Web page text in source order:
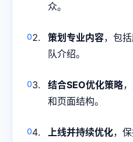
众。
策划专业内容，包
队介绍。
结合SEO优化策略
和页面结构。
上线并持续优化，